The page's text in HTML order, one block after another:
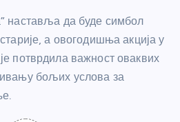
наставља да буде симбол
а овогодишња акција у
потврдила важност оваквих
бољих услова за